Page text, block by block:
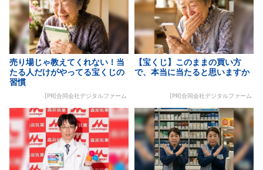
売り場じゃ教えてくれない！当
たる人だけがやってる宝くじの
習慣
[PR]合同会社デジタルファーム
【宝くじ】このままの買い方
で、本当に当たると思いますか
[PR]合同会社デジタルファーム